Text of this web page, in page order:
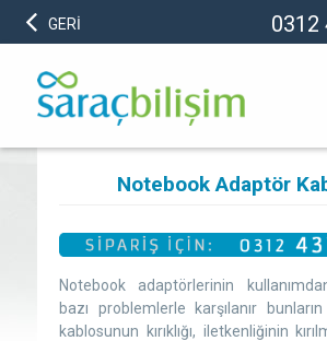
GERİ 0312
Notebook Adaptör
Notebook adaptörlerinin
bazı problemlerle karşılanır
kablosunun kırıklığı, iletkenliğinin